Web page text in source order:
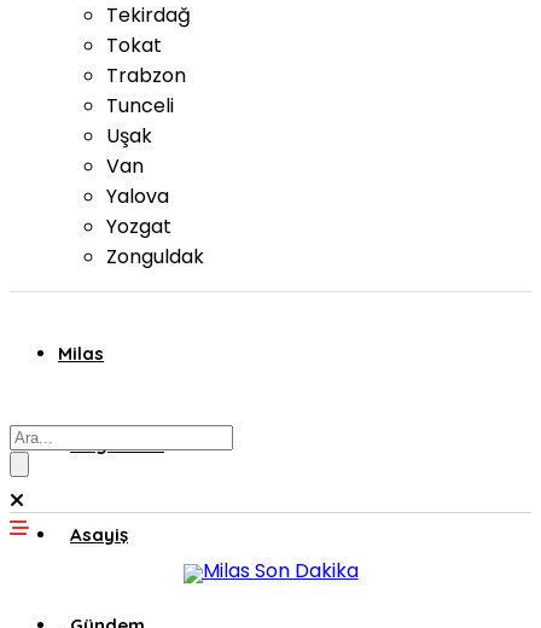
Tekirdağ
Tokat
Trabzon
Tunceli
Uşak
Van
Yalova
Yozgat
Zonguldak
Milas
Muğla’dan
Asayiş